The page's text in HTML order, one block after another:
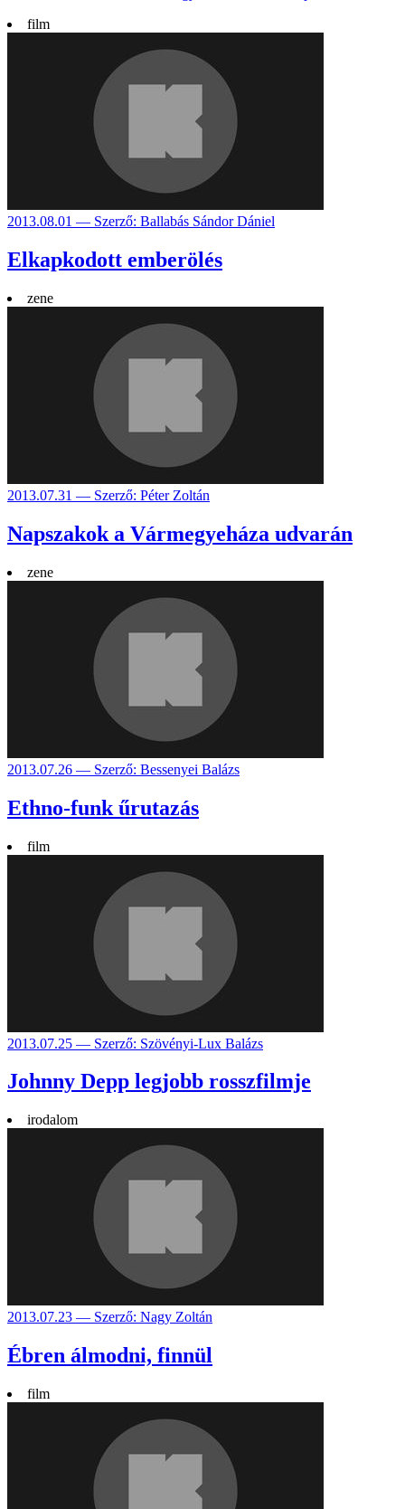
film
2013.08.01 — Szerző: Ballabás Sándor Dániel
Elkapkodott emberölés
zene
2013.07.31 — Szerző: Péter Zoltán
Napszakok a Vármegyeháza udvarán
zene
2013.07.26 — Szerző: Bessenyei Balázs
Ethno-funk űrutazás
film
2013.07.25 — Szerző: Szövényi-Lux Balázs
Johnny Depp legjobb rosszfilmje
irodalom
2013.07.23 — Szerző: Nagy Zoltán
Ébren álmodni, finnül
film